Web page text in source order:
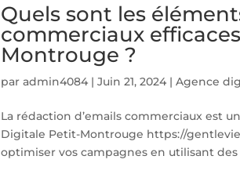
Quels sont les
commerciaux
Montrouge ?
paradmin4084 |Juin 21, 2024 |Agence
La rédaction d’emails commerciaux est
Digitale Petit-Montrouge https://
optimiser vos campagnes en utilisant des